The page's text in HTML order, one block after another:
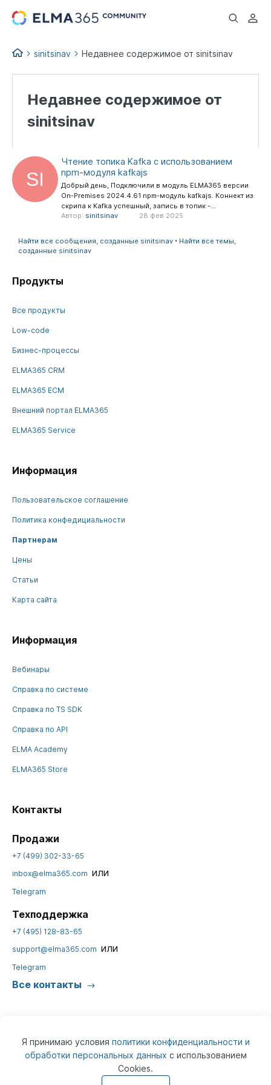
...
sinitsinav Недавнее содержимое от sinitsinav
Недавнее содержимое от
sinitsinav
Чтение топика Kafka с использованием
npm-модуля kafkajs
Добрый день, Подключили в модуль ELMA365 версии
On-Premises 2024.4.61 npm-модуль kafkajs. Коннект из
скрипа к Kafka успешный, запись в топик -...
Автор: sinitsinav 28 фев 2025
Найти все сообщения, созданные sinitsinav
Найти все темы,
созданные sinitsinav
Я принимаю условия политики конфиденциальности и
обработки персональных данных с использованием
Cookies.
Продукты
Все продукты
Low-code
Бизнес-процессы
ELMA365 CRM
ELMA365 ECM
Внешний портал ELMA365
ELMA365 Service
Информация
Пользовательское соглашение
Политика конфедициальности
Партнерам
Цены
Статьи
Карта сайта
Информация
Вебинары
Справка по системе
Справка по TS SDK
Справка по API
ELMA Academy
ELMA365 Store
Контакты
Продажи
+7 (499) 302-33-65
inbox@elma365.com или
Telegram
Техподдержка
+7 (495) 128-83-65
support@elma365.com или
Telegram
Все контакты